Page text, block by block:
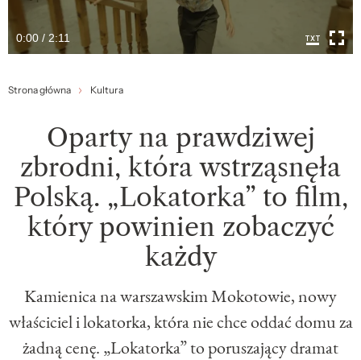
0:00 / 2:11
Strona główna Kultura
Oparty na prawdziwej
zbrodni, która wstrząsnęła
Polską. „Lokatorka” to film,
który powinien zobaczyć
każdy
Kamienica na warszawskim Mokotowie, nowy
właściciel i lokatorka, która nie chce oddać domu za
żadną cenę. „Lokatorka” to poruszający dramat